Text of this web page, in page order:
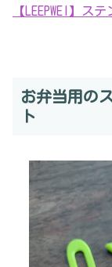
【LEEPWEI】
お弁当用の
ト